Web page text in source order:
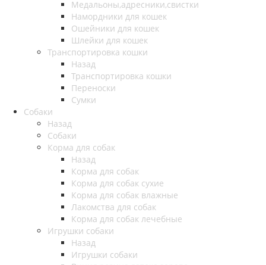
Медальоны,адресники,свистки
Намордники для кошек
Ошейники для кошек
Шлейки для кошек
Транспортировка кошки
Назад
Транспортировка кошки
Переноски
Сумки
Собаки
Назад
Собаки
Корма для собак
Назад
Корма для собак
Корма для собак сухие
Корма для собак влажные
Лакомства для собак
Корма для собак лечебные
Игрушки собаки
Назад
Игрушки собаки